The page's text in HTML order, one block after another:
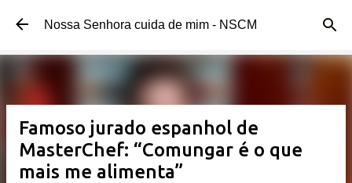
Pular para o conteúdo principal
Nossa Senhora cuida de mim - NSCM
Famoso jurado espanhol de
MasterChef: “Comungar é o que
mais me alimenta”